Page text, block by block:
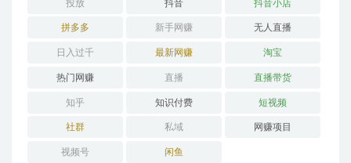
投放 抖音 抖音小店
拼多多 新手网赚 无人直播
日入过千 最新网赚 淘宝
热门网赚 直播 直播带货
知乎 知识付费 短视频
社群 私域 网赚项目
视频号 闲鱼